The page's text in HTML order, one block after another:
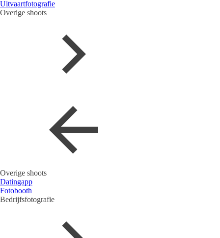
Uitvaartfotografie
Overige shoots
Overige shoots
Datingapp
Fotobooth
Bedrijfsfotografie